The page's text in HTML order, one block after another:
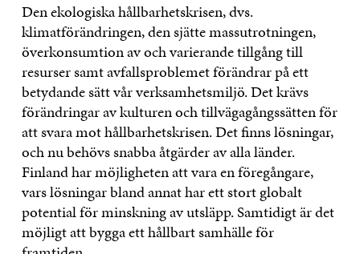
Den ekologiska hållbarhetskrisen, dvs.
klimatförändringen, den sjätte massutrotningen,
överkonsumtion av och varierande tillgång till
resurser samt avfallsproblemet förändrar på ett
betydande sätt vår verksamhetsmiljö. Det krävs
förändringar av kulturen och tillvägagångssätten för
att svara mot hållbarhetskrisen. Det finns lösningar,
och nu behövs snabba åtgärder av alla länder.
Finland har möjligheten att vara en föregångare,
vars lösningar bland annat har ett stort globalt
potential för minskning av utsläpp. Samtidigt är det
möjligt att bygga ett hållbart samhälle för